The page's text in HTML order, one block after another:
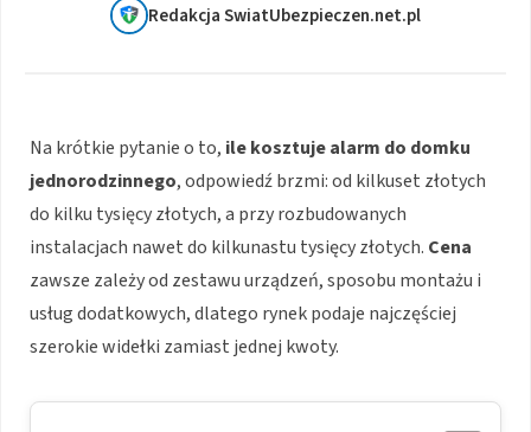
Redakcja SwiatUbezpieczen.net.pl
Na krótkie pytanie o to, ile kosztuje alarm do domku
jednorodzinnego, odpowiedź brzmi: od kilkuset złotych
do kilku tysięcy złotych, a przy rozbudowanych
instalacjach nawet do kilkunastu tysięcy złotych. Cena
zawsze zależy od zestawu urządzeń, sposobu montażu i
usług dodatkowych, dlatego rynek podaje najczęściej
szerokie widełki zamiast jednej kwoty.